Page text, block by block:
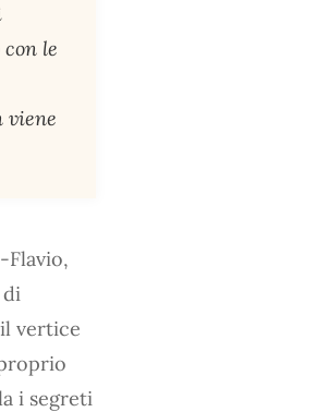
le
viene
Flavio,
di
vertice
i segreti